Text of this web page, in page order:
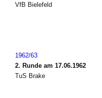
VfB Bielefeld
1962/63
2. Runde am 17.06.1962
TuS Brake